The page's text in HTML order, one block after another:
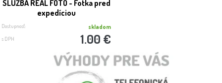
SLUŽBA REAL FOTO - Fotka pred
expedíciou
Dostupnosť: skladom
s DPH 1.00 €